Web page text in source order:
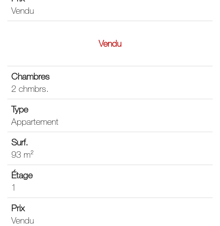
Vendu
Vendu
2 chmbrs.
Appartement
93 m²
1
Vendu